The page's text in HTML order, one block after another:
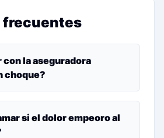
frecuentes
con la aseguradora
choque?
si el dolor empeoro al